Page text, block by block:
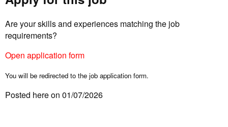
Are your skills and experiences matching the job
requirements?
Open application form
You will be redirected to the job application form.
Posted here on 01/07/2026